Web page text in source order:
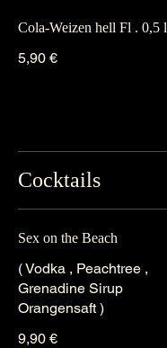
Cola-Weizen hell Fl . 0,5 l
5,90 €
Cocktails
Sex on the Beach
( Vodka , Peachtree ,
Grenadine Sirup
Orangensaft )
9,90 €